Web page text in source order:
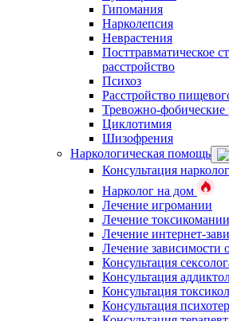
Гипомания
Нарколепсия
Неврастения
Посттравматическое
расстройство
Психоз
Расстройство
Тревожно-фобические
Циклотимия
Шизофрения
Наркологическая помощь
Консультация
Нарколог на дом
Лечение игромании
Лечение токсикомании
Лечение интернет-
Лечение зависимости
Консультация
Консультация
Консультация
Консультация